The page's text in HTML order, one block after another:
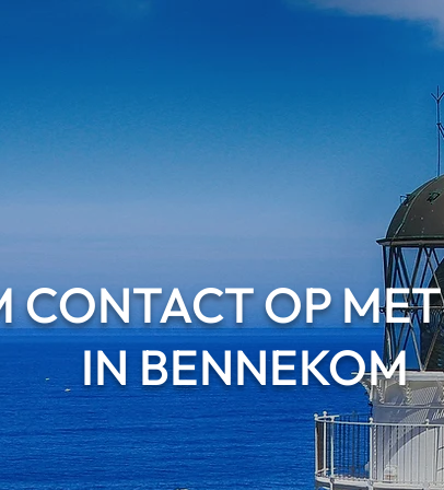
CONTACT OP
IN BENNEKOM